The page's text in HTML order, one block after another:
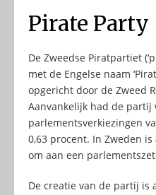
Pirate Party
De Zweedse Piratpartiet
met de Engelse naam
opgericht door de Zweed
Aanvankelijk had de partij
parlementsverkiezingen
0,63 procent. In Zweden
om aan een
De creatie van de partij is